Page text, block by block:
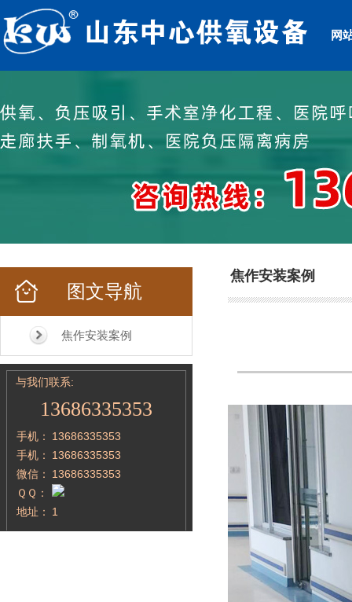
网
图文导航
焦作安装案例
与我们联系:
13686335353
手机：
13686335353
手机：
13686335353
微信：
13686335353
ＱＱ：
地址：
1
焦作安装案例